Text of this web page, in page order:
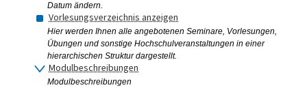
Datum ändern.
Vorlesungsverzeichnis anzeigen
Hier werden Ihnen alle angebotenen Seminare, Vorlesungen,
Übungen und sonstige Hochschulveranstaltungen in einer
hierarchischen Struktur dargestellt.
Modulbeschreibungen
Modulbeschreibungen